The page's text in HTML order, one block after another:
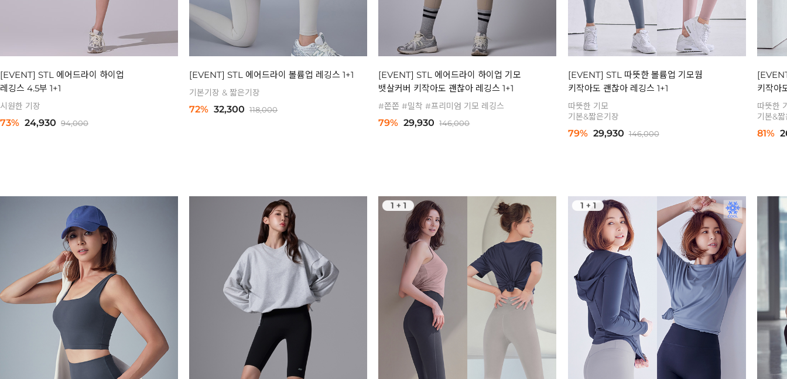
[EVENT] STL 에어드라이 하이업
레깅스 4.5부 1+1
시원한 기장
73% 24,930 94,000
[EVENT] STL 에어드라이 볼륨업 레깅스 1+1
기본기장 & 짧은기장
72% 32,300 118,000
[EVENT] STL 에어드라이 하이업 기모
뱃살커버 키작아도 괜찮아 레깅스 1+1
#쫀쫀 #밀착 #프리미엄 기모 레깅스
79% 29,930 146,000
[EVENT] STL 따뜻한 볼륨업 기모웜
키작아도 괜찮아 레깅스 1+1
따뜻한 기모
기본&짧은기장
79% 29,930 146,000
키작아
따뜻한
기본&
81%